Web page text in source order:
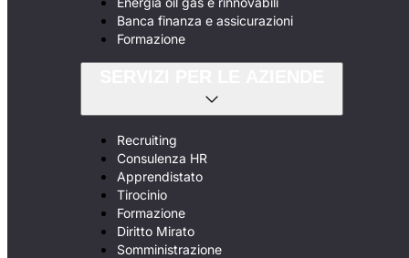
Banca finanza e assicurazioni
Formazione
Recruiting
Consulenza HR
Apprendistato
Tirocinio
Formazione
Diritto Mirato
Somministrazione